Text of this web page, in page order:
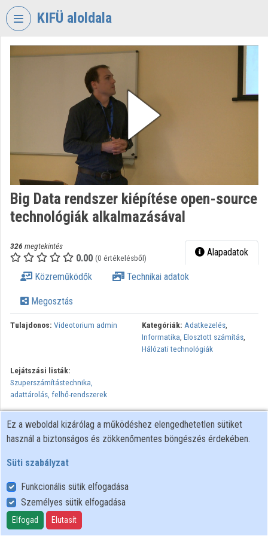
Fejléc kihagyása
KIFÜ aloldala
VIDEOTORIUM
Intézményi kezdőlap
Bejelentkezés
Intézményi felfedezés
Intézményi listák
Intézmények
Közreműködők
Big Data rendszer kiépítése open-source
technológiák alkalmazásával
326 megtekintés
0.00 (0 értékelésből) Alapadatok
Közreműködők Technikai adatok
Megosztás
Tulajdonos: Videotorium admin Kategóriák: Adatkezelés,
Informatika, Elosztott számítás,
Hálózati technológiák
Lejátszási listák:
Szuperszámítástechnika,
adattárolás, felhő-rendszerek
Felhasználói szabályzat
Adatkezelési tájékoztató
Süti szabályzat
Ez a weboldal kizárólag a működéshez elengedhetetlen sütiket
használ a biztonságos és zökkenőmentes böngészés érdekében.
Süti szabályzat
Funkcionális sütik elfogadása
Személyes sütik elfogadása
Elfogad Elutasít